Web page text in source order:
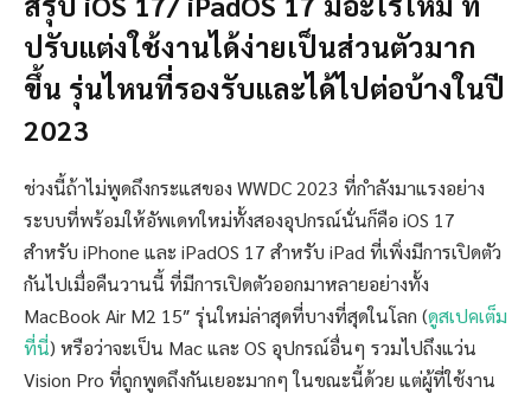
ปรับแต่งใช้งานได้ง่ายเป็นส่วนตัวมาก
ขึ้น รุ่นไหนที่รองรับและได้ไปต่อบ้างในปี
2023
ช่วงนี้ถ้าไม่พูดถึงกระแสของ WWDC 2023 ที่กำลังมาแรงอย่าง
ระบบที่พร้อมให้อัพเดทใหม่ทั้งสองอุปกรณ์นั่นก็คือ iOS 17
สำหรับ iPhone และ iPadOS 17 สำหรับ iPad ที่เพิ่งมีการเปิดตัว
กันไปเมื่อคืนวานนี้ ที่มีการเปิดตัวออกมาหลายอย่างทั้ง
MacBook Air M2 15″ รุ่นใหม่ล่าสุดที่บางที่สุดในโลก (ดูสเปคเต็ม
ที่นี่) หรือว่าจะเป็น Mac และ OS อุปกรณ์อื่นๆ รวมไปถึงแว่น
Vision Pro ที่ถูกพูดถึงกันเยอะมากๆ ในขณะนี้ด้วย แต่ผู้ที่ใช้งาน